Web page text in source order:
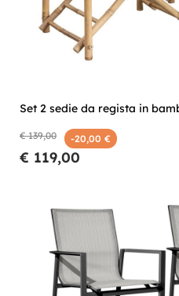
Set 2 sedie da regista in
€ 139,00 -20,00 €
€ 119,00